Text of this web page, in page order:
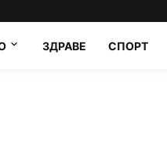
ЗДРАВЕ СПОРТ